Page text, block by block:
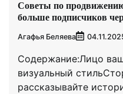
Советы по
больше подписчиков
Агафья Беляева
Содержание:Лицо
визуальный
рассказывайте